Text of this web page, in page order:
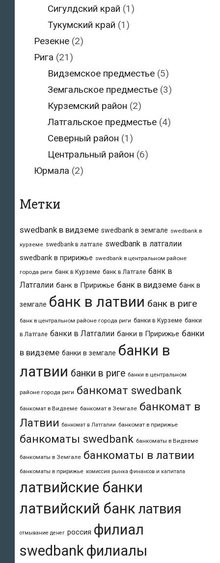
Сигулдский край (1)
Тукумский край (1)
Резекне(2)
Рига (21)
Видземское предместье (5)
Земгальское предместье (3)
Курземский район (2)
Латгальское предместье (4)
Северный район (1)
Центральный район (6)
Юрмала (2)
Метки
swedbank в видземе swedbank в земгале swedbank в
курземе swedbank в латгале swedbank в латгалии
swedbank в пририжье swedbank в центральном районе
города риги банк в Курземе банк в Латгале банк в
Латгалии банк в Пририжье банк в видземе банк в
земгале банк в латвии банк в риге
банк в центральном районе города риги банки в Курземе банки
в Латгале банки в Латгалии банки в Пририжье банки
в видземе банки в земгале банки в
латвии банки в риге банки в центральном
районе города риги банкомат swedbank
банкомат в Видземе банкомат в Земгале банкомат в
Латвии банкомат в Латгалии банкомат в пририжье
банкоматы swedbank банкоматы в Видземе
банкоматы в Земгале банкоматы в латвии
банкоматы в пририжье комиссия рынка финансов и капитала
латвийские банки
латвийский банк латвия
отмывание денег россия филиал
swedbankфилиалы